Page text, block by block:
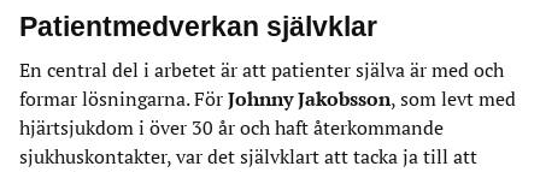
Patientmedverkan självklar
En central del i arbetet är att patienter själva är med och
formar lösningarna. För Johnny Jakobsson, som levt med
hjärtsjukdom i över 30 år och haft återkommande
sjukhuskontakter, var det självklart att tacka ja till att